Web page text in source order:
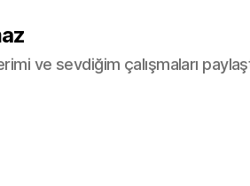
ve sevdiğim çalışmaları